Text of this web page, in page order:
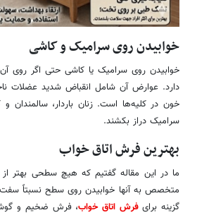
خوابیدن روی سرامیک و کاشی
خوابیدن روی سرامیک یا کاشی حتی اگر روی
دارد. عوارض آن شامل انقباض شدید عضلات
خون در کلیه‌ها است. زنان باردار،
سرامیک دراز بکشند.
بهترین فرش اتاق خواب
ما در این مقاله گفتیم که هیچ سطحی بهتر
متخصص به آنها خوابیدن روی سطح نسبتاً سفت
گزینه برایفرش اتاق خواب، فرش ضخیم و